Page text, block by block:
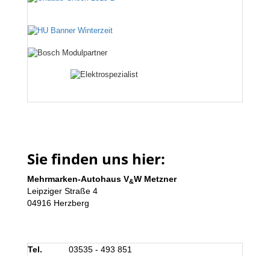
Sie finden uns hier:
Mehrmarken-Autohaus V&W Metzner
Leipziger Straße 4
04916 Herzberg
Tel.
03535 - 493 851